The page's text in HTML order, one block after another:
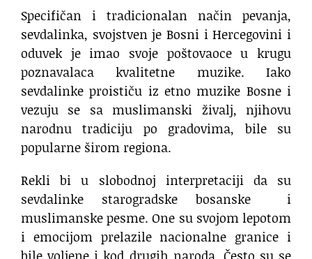
Specifičan i tradicionalan način pevanja,
sevdalinka, svojstven je Bosni i Hercegovini i
oduvek je imao svoje poštovaoce u krugu
poznavalaca kvalitetne muzike. Iako
sevdalinke proističu iz etno muzike Bosne i
vezuju se sa muslimanski živalj, njihovu
narodnu tradiciju po gradovima, bile su
popularne širom regiona.
Rekli bi u slobodnoj interpretaciji da su
sevdalinke starogradske bosanske i
muslimanske pesme. One su svojom lepotom
i emocijom prelazile nacionalne granice i